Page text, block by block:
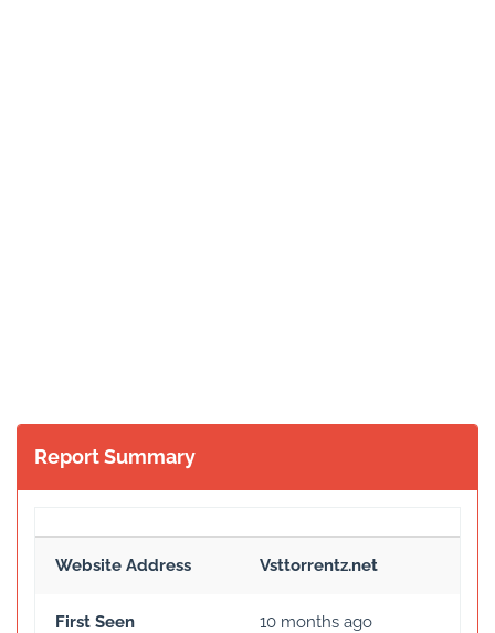
Report Summary
Website Address Vsttorrentz.net
First Seen 10 months ago